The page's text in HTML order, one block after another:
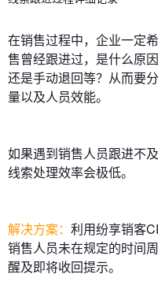
在销售过程中，企业一定
售曾经跟进过，是什么原
还是手动退回等？从而要
量以及人员效能。
如果遇到销售人员跟进不
线索处理效率会极低。
解决方案： 利用纷享销客
销售人员未在规定的时间
醒及即将收回提示。